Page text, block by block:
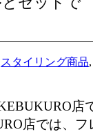
スタイリング商品,
店
店では、フ